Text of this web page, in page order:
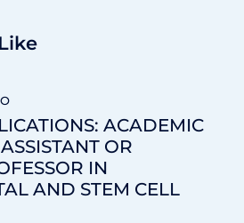
ACADEMIC
OR
IN
AND STEM CELL